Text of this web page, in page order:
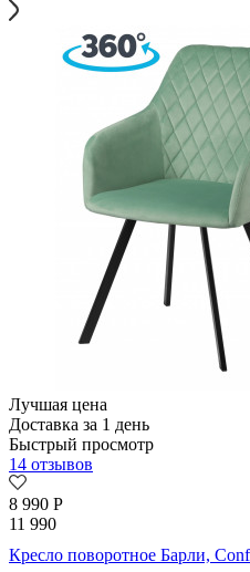
Лучшая цена
Доставка за 1 день
Быстрый просмотр
14 отзывов
8 990 Р
11 990
Кресло поворотное Барли,